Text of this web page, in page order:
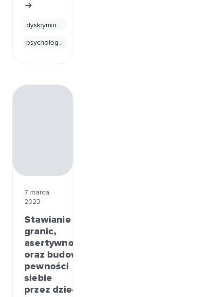
dyskryminacja
psychologia
7 marca,
2023
Stawianie
granic,
asertywność
oraz budowanie
pewności
siebie
przez dzieci